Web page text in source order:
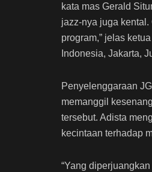
kata mas Gerald
jazz-nya juga
program,” jelas
Indonesia, Jakarta,
Penyelenggaraan
memanggil
tersebut. Adista
kecintaan terhadap
“Yang